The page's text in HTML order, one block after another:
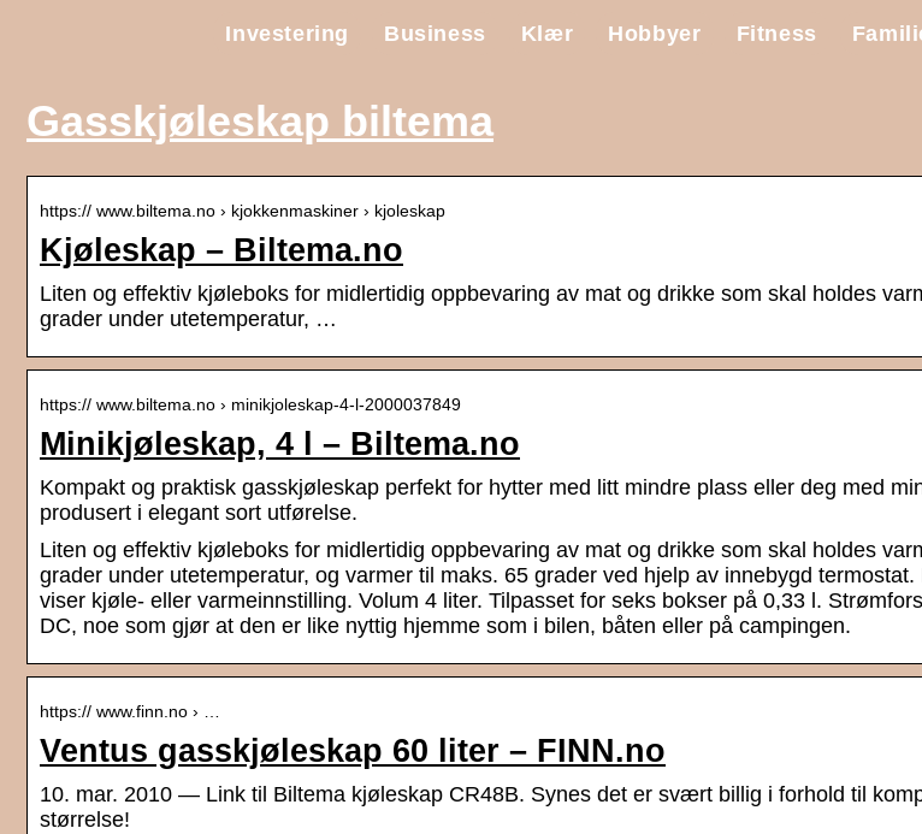
Investering Business Klær Hobbyer Fitness
Gasskjøleskap biltema
https:// www.biltema.no › kjokkenmaskiner › kjoleskap
Kjøleskap – Biltema.no
Liten og effektiv kjøleboks for midlertidig oppbevaring av mat og drikke som skal holdes
grader under utetemperatur, …
https:// www.biltema.no › minikjoleskap-4-l-2000037849
Minikjøleskap, 4 l – Biltema.no
Kompakt og praktisk gasskjøleskap perfekt for hytter med litt mindre plass eller deg med
produsert i elegant sort utførelse.
Liten og effektiv kjøleboks for midlertidig oppbevaring av mat og drikke som skal holdes
grader under utetemperatur, og varmer til maks. 65 grader ved hjelp av innebygd
viser kjøle- eller varmeinnstilling. Volum 4 liter. Tilpasset for seks bokser på 0,33 l.
DC, noe som gjør at den er like nyttig hjemme som i bilen, båten eller på campingen.
https:// www.finn.no › …
Ventus gasskjøleskap 60 liter – FINN.no
10. mar. 2010 — Link til Biltema kjøleskap CR48B. Synes det er svært billig i forhold til
størrelse!